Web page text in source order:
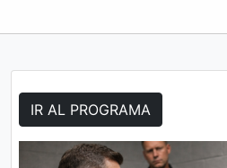
IR AL PROGRAMA